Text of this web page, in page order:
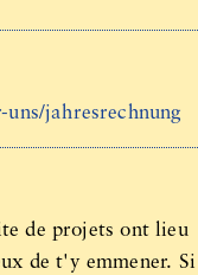
jahresrechnung
de projets ont lieu
de t'y emmener. Si